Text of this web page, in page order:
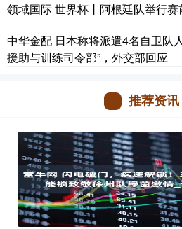
领域国际 世界杯丨阿根廷队举行
中华金配 日本称将派遣4名自卫队
援助与训练司令部”，外交部回应
推荐资讯